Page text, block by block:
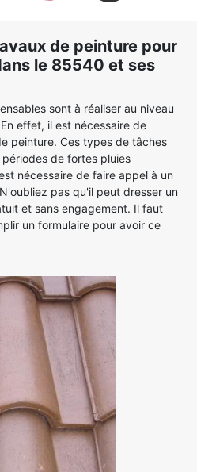
de peinture pour
le 85540 et ses
sont à réaliser au niveau
effet, il est nécessaire de
peinture. Ces types de tâches
de fortes pluies
nécessaire de faire appel à un
pas qu'il peut dresser un
et sans engagement. Il faut
un formulaire pour avoir ce